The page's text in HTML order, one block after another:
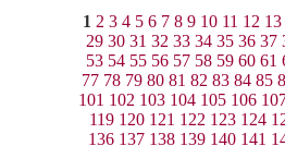
1 2 3 4 5 6 7 8 9 10 11 12 13
29 30 31 32 33 34 35 36 37
53 54 55 56 57 58 59 60 61
77 78 79 80 81 82 83 84 85
101 102 103 104 105 106
119 120 121 122 123 124
136 137 138 139 140 141